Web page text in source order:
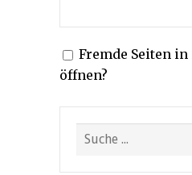
Fremde Seiten
öffnen?